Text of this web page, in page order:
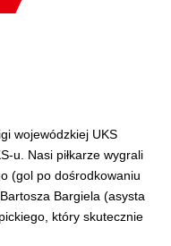
wojewódzkiej UKS
u. Nasi piłkarze wygrali
(gol po dośrodkowaniu
Bargiela (asysta
który skutecznie